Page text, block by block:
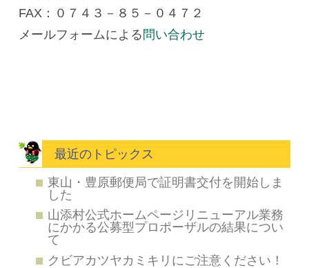
FAX：０７４３－８５－０４７２
メールフォームによる問い合わせ
最近のトピックス
東山・豊原郵便局で証明書交付を開始しま
した
山添村公式ホームページリニューアル業務
にかかる公募型プロポーザルの結果につい
て
クビアカツヤカミキリにご注意ください！